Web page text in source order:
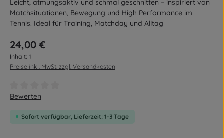
Leicht, atmungsaktiv und schmal geschnitten – inspiriert von
Matchsituationen, Bewegung und High Performance im
Tennis. Ideal für Training, Matchday und Alltag
Regulärer Preis:
24,00 €
Inhalt: 1
Preise inkl. MwSt. zzgl. Versandkosten
Durchschnittliche Bewertung von 0 von 5 Sternen
Bewerten
Sofort verfügbar, Lieferzeit: 1-3 Tage